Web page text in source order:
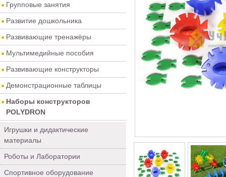
Групповые занятия
Развитие дошкольника
Развивающие тренажёры
Мультимедийные пособия
Развивающие конструкторы
Демонстрационные таблицы
Наборы конструкторов
POLYDRON
Игрушки и дидактические
материалы
Роботы и Лаборатории
Спортивное оборудование